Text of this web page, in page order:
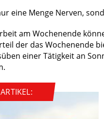
eine Menge Nerven,
am Wochenende
der das Wochenende
einer Tätigkeit an